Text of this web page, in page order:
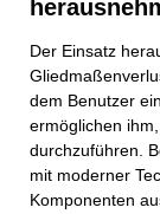
Der Einsatz
dem Benutzer
ermöglichen
durchzuführen.
mit moderner
Komponenten